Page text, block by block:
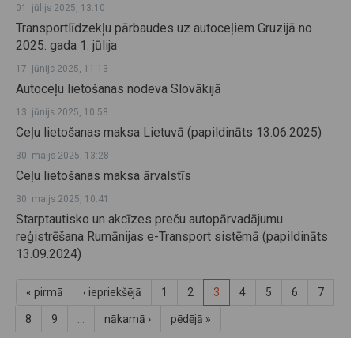
01. jūlijs 2025, 13:10
Transportlīdzekļu pārbaudes uz autoceļiem Gruzijā no
2025. gada 1. jūlija
17. jūnijs 2025, 11:13
Autoceļu lietošanas nodeva Slovākijā
13. jūnijs 2025, 10:58
Ceļu lietošanas maksa Lietuvā (papildināts 13.06.2025)
30. maijs 2025, 13:28
Ceļu lietošanas maksa ārvalstīs
30. maijs 2025, 10:41
Starptautisko un akcīzes preču autopārvadājumu
reģistrēšana Rumānijas e-Transport sistēmā (papildināts
13.09.2024)
« pirmā ‹ iepriekšējā 1 2 3 4 5 6 7
8 9 … nākamā › pēdējā »